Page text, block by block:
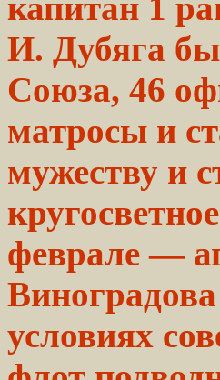
И. Дубяга
Союза, 46
матросы и
мужеству и
кругосветное
феврале —
условиях